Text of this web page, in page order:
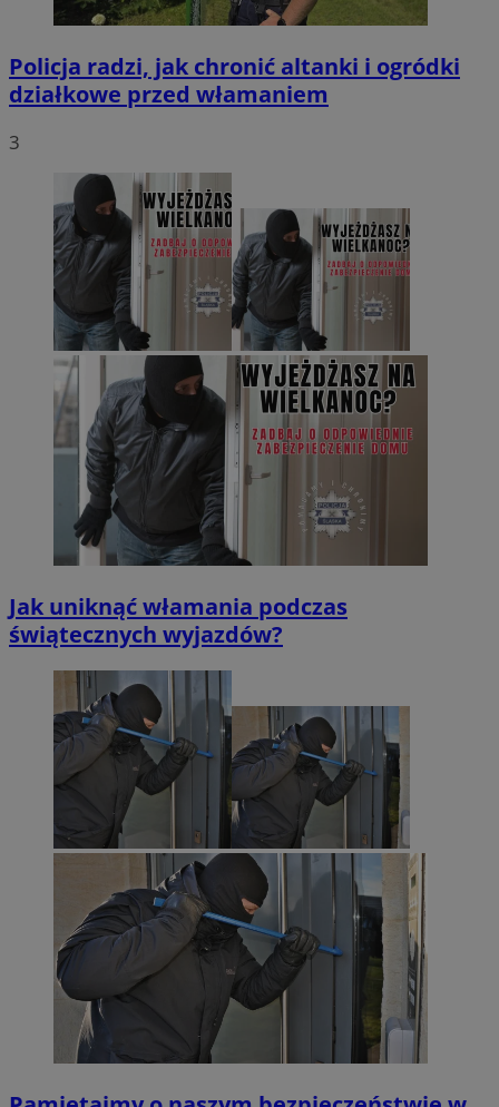
Policja radzi, jak chronić altanki i ogródki
działkowe przed włamaniem
3
Jak uniknąć włamania podczas
świątecznych wyjazdów?
Funkcjonalność Niesklasyfikowane
Niezbędne Wydajność
Targetowanie
Funkcjonalność
Niesklasyfikowane
Niezbędne pliki cookie umożliwiają korzystanie z podstawowych
funkcji strony internetowej, takich jak logowanie użytkownika i
zarządzanie kontem. Bez niezbędnych plików cookie nie można
prawidłowo korzystać ze strony internetowej.
Nazwa
Provider/
Domena
SessID
orzesze.com.pl
QeSessID orzesze.com.pl
VISITOR_PRIVACY_METADATA
Google Privacy Policy